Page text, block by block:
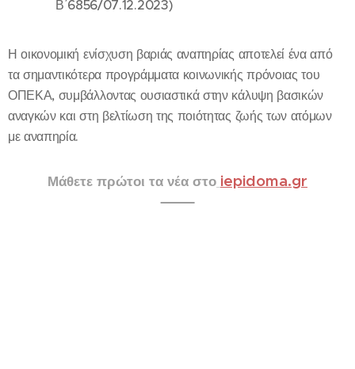
Β΄6856/07.12.2023)
Η οικονομική ενίσχυση βαριάς αναπηρίας αποτελεί ένα από
τα σημαντικότερα προγράμματα κοινωνικής πρόνοιας του
ΟΠΕΚΑ, συμβάλλοντας ουσιαστικά στην κάλυψη βασικών
αναγκών και στη βελτίωση της ποιότητας ζωής των ατόμων
με αναπηρία.
Μάθετε πρώτοι τα νέα στο iepidoma.gr